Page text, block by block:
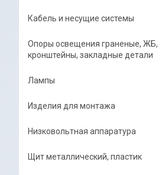
Кабель и несущие системы
Опоры освещения граненые, ЖБ,
кронштейны, закладные детали
Лампы
Изделия для монтажа
Низковольтная аппаратура
Щит металлический, пластик